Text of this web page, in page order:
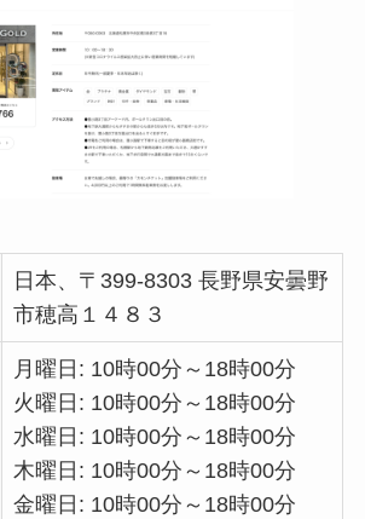
日本、〒399-8303 長野県安曇野
市穂高１４８３
月曜日: 10時00分～18時00分
火曜日: 10時00分～18時00分
水曜日: 10時00分～18時00分
木曜日: 10時00分～18時00分
金曜日: 10時00分～18時00分